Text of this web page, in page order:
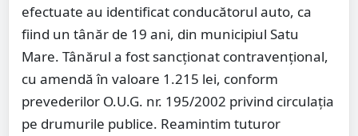
efectuate au identificat conducătorul auto, ca
fiind un tânăr de 19 ani, din municipiul Satu
Mare. Tânărul a fost sancționat contravențional,
cu amendă în valoare 1.215 lei, conform
prevederilor O.U.G. nr. 195/2002 privind circulația
pe drumurile publice. Reamintim tuturor